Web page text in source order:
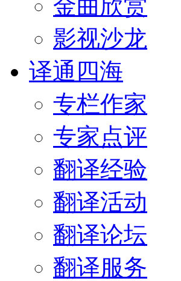
金曲欣赏
影视沙龙
译通四海
专栏作家
专家点评
翻译经验
翻译活动
翻译论坛
翻译服务